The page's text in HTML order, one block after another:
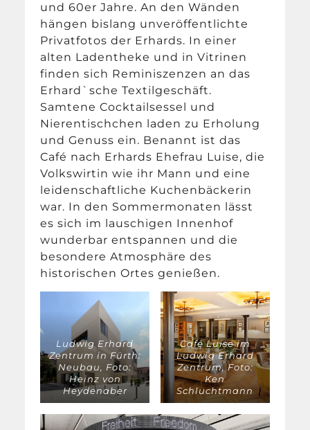
und 60er Jahre. An den Wänden
hängen bislang unveröffentlichte
Privatfotos der Erhards. In einer
alten Ladentheke und in Vitrinen
finden sich Reminiszenzen an das
Erhard`sche Textilgeschäft.
Samtene Cocktailsessel und
Nierentischchen laden zu Erholung
und Genuss ein. Benannt ist das
Café nach Erhards Ehefrau Luise, die
Volkswirtin wie ihr Mann und eine
leidenschaftliche Kuchenbäckerin
war. In den Sommermonaten lässt
es sich im lauschigen Innenhof
wunderbar entspannen und die
besondere Atmosphäre des
historischen Ortes genießen.
Ludwig Erhard
Zentrum in Fürth:
Neubau, Foto:
Heinz von
Heydenaber
Café Luise im
Ludwig Erhard
Zentrum, Foto:
Ken
Schluchtmann